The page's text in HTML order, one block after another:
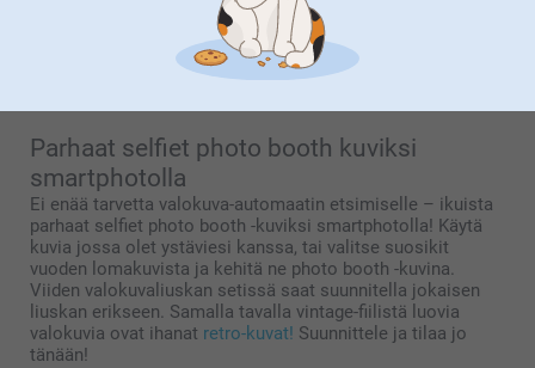
kulumisen ja perheen kasvamisen, kun kuviin ilmestyykin
uusi perheenjäsen. Säästäkää kuvat omina muistoina, tai
joulutervehdyksiksiystäville!
Parhaat selfiet photo booth kuviksi
smartphotolla
Ei enää tarvetta valokuva-automaatin etsimiselle – ikuista
parhaat selfiet photo booth -kuviksi smartphotolla! Käytä
kuvia jossa olet ystäviesi kanssa, tai valitse suosikit
vuoden lomakuvista ja kehitä ne photo booth -kuvina.
Viiden valokuvaliuskan setissä saat suunnitella jokaisen
liuskan erikseen. Samalla tavalla vintage-fiilistä luovia
valokuvia ovat ihanat retro-kuvat! Suunnittele ja tilaa jo
tänään!